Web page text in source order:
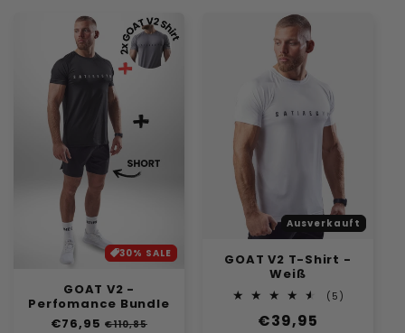
e
g
r
i
:
30% SALE
GOAT V2 -
Perfomance Bundle
Normaler
€76,95 Verkaufspreis
€110,85
Ausverkauft
GOAT V2 T-Shirt -
Weiß
(5)
Normaler
€39,95